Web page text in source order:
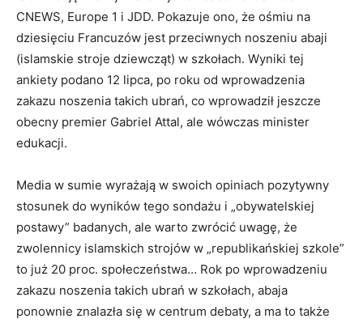
CNEWS, Europe 1 i JDD. Pokazuje ono, że ośmiu na
dziesięciu Francuzów jest przeciwnych noszeniu abaji
(islamskie stroje dziewcząt) w szkołach. Wyniki tej
ankiety podano 12 lipca, po roku od wprowadzenia
zakazu noszenia takich ubrań, co wprowadził jeszcze
obecny premier Gabriel Attal, ale wówczas minister
edukacji.
Media w sumie wyrażają w swoich opiniach pozytywny
stosunek do wyników tego sondażu i „obywatelskiej
postawy” badanych, ale warto zwrócić uwagę, że
zwolennicy islamskich strojów w „republikańskiej szkole”
to już 20 proc. społeczeństwa… Rok po wprowadzeniu
zakazu noszenia takich ubrań w szkołach, abaja
ponownie znalazła się w centrum debaty, a ma to także